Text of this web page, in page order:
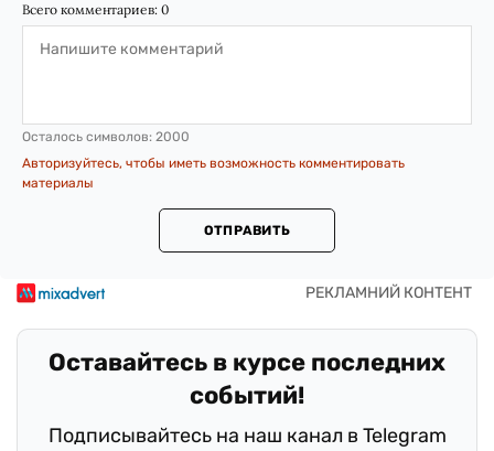
Всего комментариев: 0
Осталось символов: 2000
Авторизуйтесь, чтобы иметь возможность комментировать
материалы
ОТПРАВИТЬ
Оставайтесь в курсе последних
событий!
Подписывайтесь на наш канал в Telegram